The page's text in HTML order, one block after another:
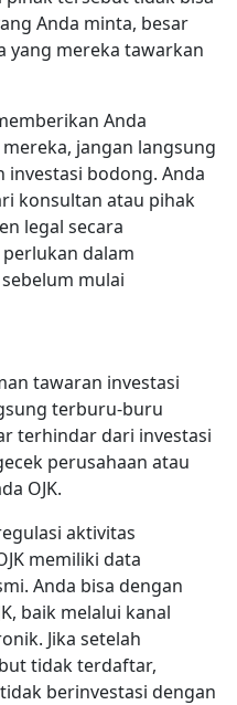
Anda minta, besar
yang mereka tawarkan
Anda
jangan langsung
investasi bodong. Anda
konsultan atau pihak
legal secara
dalam
mulai
tawaran investasi
terburu-buru
terhindar dari investasi
perusahaan atau
OJK.
aktivitas
memiliki data
Anda bisa dengan
baik melalui kanal
Jika setelah
tidak terdaftar,
berinvestasi dengan